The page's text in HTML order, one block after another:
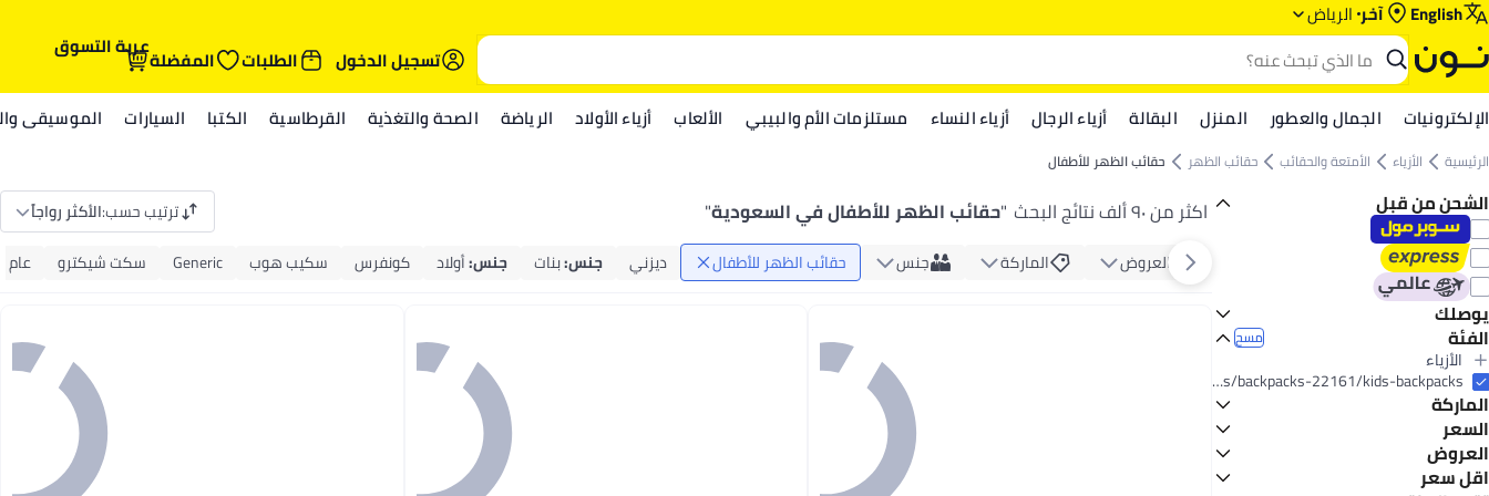
English آخر الرياض‎‎
تسجيل الدخول
الطلبات المفضلةعربة التسوق
الإلكترونيات الجمال والعطور المنزل البقالة أزياء الرجال أزياء النساء مستلزمات الأم والبيبي الألعاب أزياء الأولاد الرياضة الصحة والتغذية القرطاسية الكتبا السيارات الموسيقى
الرئيسية الأزياء الأمتعة والحقائب حقائب الظهر حقائب الظهر للأطفال
الشحن من قبل
يوصلك
اليوم
الفئة مسح
الأزياء
الكل الأزياء
الأمتعة والحقائب
الكل الأمتعة والحقائب
حقائب الظهر
الكل حقائب الظهر
حقائب الظهر للأطفال
حقائب اليد
الكل حقائب اليد
fashion/luggage-and-bags/backpacks-22161/kids-backpacks
الماركة
كونفرس
سكيب هوب
السعر
عرض التنائج العروض
عرض
اقل سعر
اكثر من ٩٠ ألف نتائج البحث "حقائب الظهر للأطفال في السعودية" ترتيب حسب:الأكثر رواجاً
العروض
الماركة جنس حقائب الظهر للأطفال ديزني جنس:بنات جنس:أولاد كونفرس سكيب هوب Generic سكت شيكترو عام